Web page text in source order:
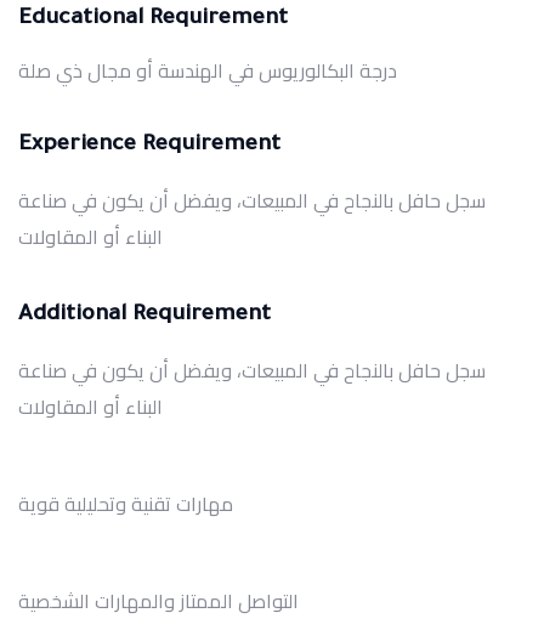
Educational Requirement
درجة البكالوريوس في الهندسة أو مجال ذي صلة
Experience Requirement
سجل حافل بالنجاح في المبيعات، ويفضل أن يكون في صناعة
البناء أو المقاولات
Additional Requirement
سجل حافل بالنجاح في المبيعات، ويفضل أن يكون في صناعة
البناء أو المقاولات
مهارات تقنية وتحليلية قوية
التواصل الممتاز والمهارات الشخصية